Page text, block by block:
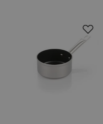
Analytické
Marketingové
Nevyhnutne